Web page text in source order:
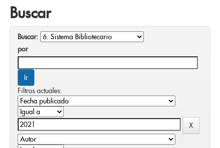
Buscar
Buscar:
por
Filtros actuales: